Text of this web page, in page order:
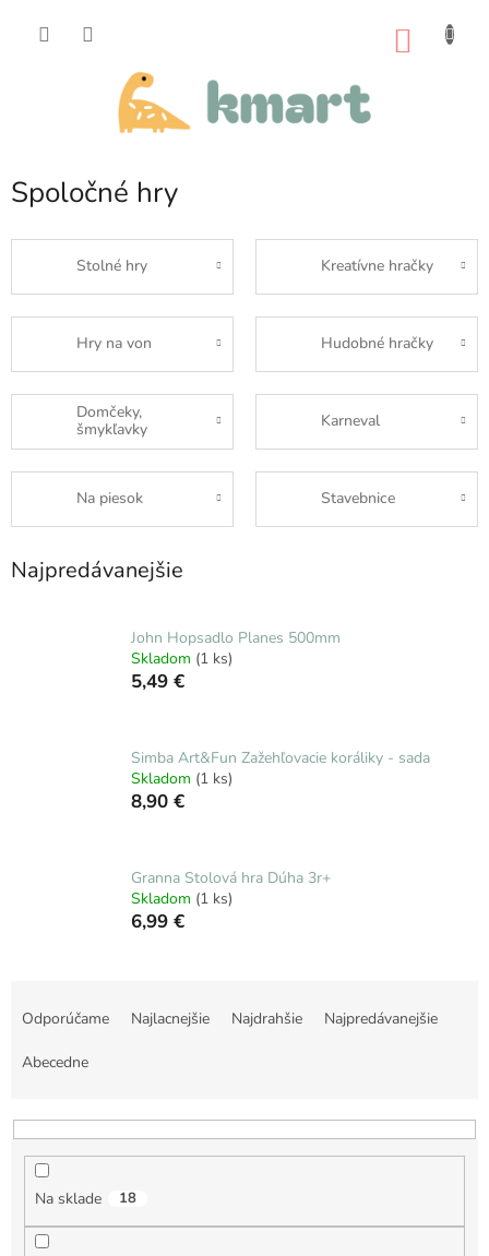
Spoločné hry
Stolné hry Kreatívne hračky
Hry na von Hudobné hračky
Domčeky,
šmykľavky
Karneval
Na piesok Stavebnice
Najpredávanejšie
John Hopsadlo Planes 500mm
Skladom (1 ks)
5,49 €
Simba Art&Fun Zažehľovacie koráliky - sada
Skladom (1 ks)
8,90 €
Granna Stolová hra Dúha 3r+
Skladom (1 ks)
6,99 €
i
e
Odporúčame Najlacnejšie Najdrahšie Najpredávanejšie
Abecedne
Na sklade 18